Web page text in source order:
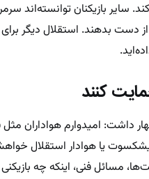
سایر بازیکنان توانسته‌اند
دست بدهند. استقلال دیگر
کنند
داشت: امیدوارم هواداران
یا هوادار استقلال
مسائل فنی، اینکه چه بازیکنی